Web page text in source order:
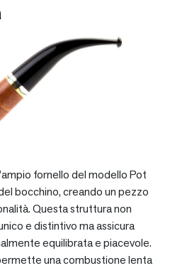
fornello del modello Pot
bocchino, creando un pezzo
Questa struttura non
e distintivo ma assicura
equilibrata e piacevole.
una combustione lenta